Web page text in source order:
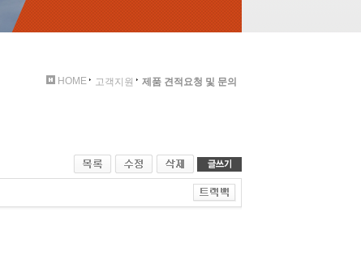
HOME 고객지원 제품 견적요청 및 문의